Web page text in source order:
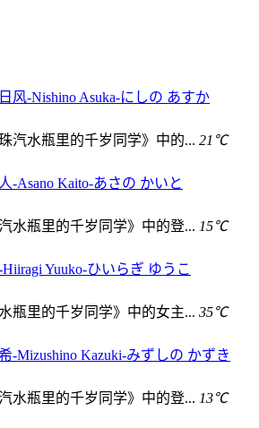
汽水瓶里的千岁同学》中的... 21℃
水瓶里的千岁同学》中的登... 15℃
瓶里的千岁同学》中的女主... 35℃
水瓶里的千岁同学》中的登... 13℃